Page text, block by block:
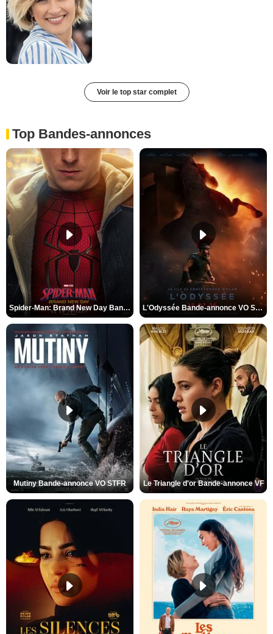
Voir le top star complet
Top Bandes-annonces
Spider-Man: Brand New Day Bande-annonce VO STFR L'Odyssée Bande-annonce VO STFR
Mutiny Bande-annonce VO STFR Le Triangle d'or Bande-annonce VF